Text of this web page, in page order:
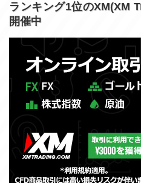
ランキング1位のXM(XM
開催中